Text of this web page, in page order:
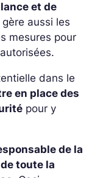
et de
gère aussi les
mesures pour
dans le
en place des
pour y
de la
toute la